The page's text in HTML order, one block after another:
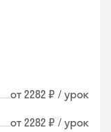
от 2282 ₽ / урок
от 2282 ₽ / урок